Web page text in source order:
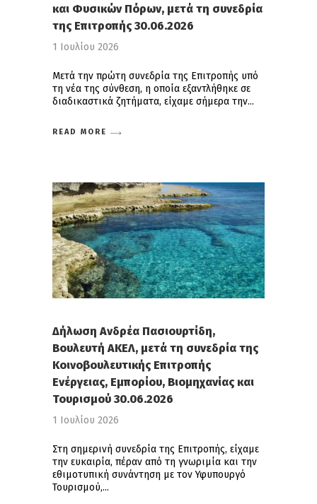
και Φυσικών Πόρων, μετά τη συνεδρία
της Επιτροπής 30.06.2026
1 Ιουλίου 2026
Μετά την πρώτη συνεδρία της Επιτροπής υπό
τη νέα της σύνθεση, η οποία εξαντλήθηκε σε
διαδικαστικά ζητήματα, είχαμε σήμερα την
READ MORE
Δήλωση Ανδρέα Πασιουρτίδη,
Βουλευτή ΑΚΕΛ, μετά τη συνεδρία της
Κοινοβουλευτικής Επιτροπής
Ενέργειας, Εμπορίου, Βιομηχανίας και
Τουρισμού 30.06.2026
1 Ιουλίου 2026
Στη σημερινή συνεδρία της Επιτροπής, είχαμε
την ευκαιρία, πέραν από τη γνωριμία και την
εθιμοτυπική συνάντηση με τον Υφυπουργό
Τουρισμού,